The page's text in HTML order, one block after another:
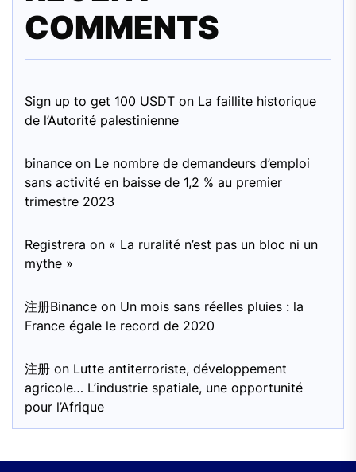
COMMENTS
Sign up to get 100 USDT on La faillite historique
de l’Autorité palestinienne
binance on Le nombre de demandeurs d’emploi
sans activité en baisse de 1,2 % au premier
trimestre 2023
Registrera on « La ruralité n’est pas un bloc ni un
mythe »
注册Binance on Un mois sans réelles pluies : la
France égale le record de 2020
注册 on Lutte antiterroriste, développement
agricole… L’industrie spatiale, une opportunité
pour l’Afrique